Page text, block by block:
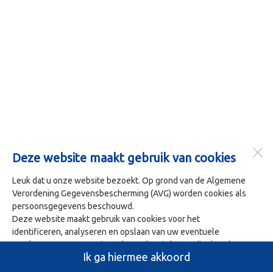
Deze website maakt gebruik van cookies
Leuk dat u onze website bezoekt. Op grond van de Algemene
Verordening Gegevensbescherming (AVG) worden cookies als
persoonsgegevens beschouwd.
Deze website maakt gebruik van cookies voor het
identificeren, analyseren en opslaan van uw eventuele
voorkeuren. Om onze site te bezoeken is het nodig dat u het
gebruik van deze cookies accepteert. U doet dit door op 'Ja ik
Ik ga hiermee akkoord